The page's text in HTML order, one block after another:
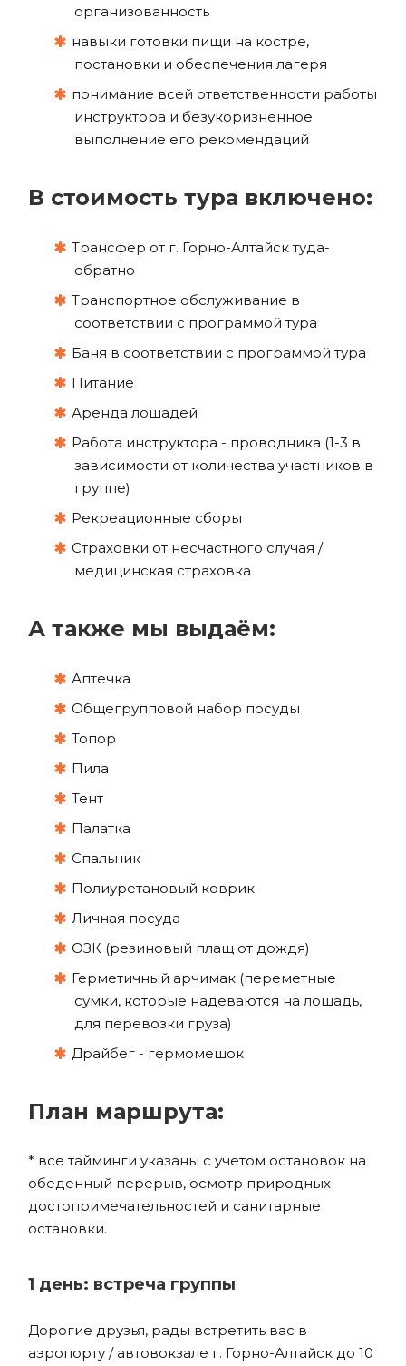
организованность
навыки готовки пищи на костре,
постановки и обеспечения лагеря
понимание всей ответственности работы
инструктора и безукоризненное
выполнение его рекомендаций
В стоимость тура включено:
Трансфер от г. Горно-Алтайск туда-
обратно
Транспортное обслуживание в
соответствии с программой тура
Баня в соответствии с программой тура
Питание
Аренда лошадей
Работа инструктора - проводника (1-3 в
зависимости от количества участников в
группе)
Рекреационные сборы
Страховки от несчастного случая /
медицинская страховка
А также мы выдаём:
Аптечка
Общегрупповой набор посуды
Топор
Пила
Тент
Палатка
Спальник
Полиуретановый коврик
Личная посуда
ОЗК (резиновый плащ от дождя)
Герметичный арчимак (переметные
сумки, которые надеваются на лошадь,
для перевозки груза)
Драйбег - гермомешок
План маршрута:
* все тайминги указаны с учетом остановок на
обеденный перерыв, осмотр природных
достопримечательностей и санитарные
остановки.
1 день: встреча группы
Дорогие друзья, рады встретить вас в
аэропорту / автовокзале г. Горно-Алтайск до 10